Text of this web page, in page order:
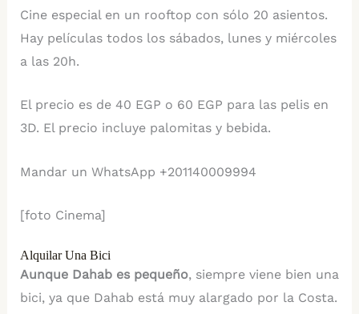
Cine especial en un rooftop con sólo 20 asientos.
Hay películas todos los sábados, lunes y miércoles
a las 20h.
El precio es de 40 EGP o 60 EGP para las pelis en
3D. El precio incluye palomitas y bebida.
Mandar un WhatsApp +201140009994
[foto Cinema]
Alquilar Una Bici
Aunque Dahab es pequeño, siempre viene bien una
bici, ya que Dahab está muy alargado por la Costa.